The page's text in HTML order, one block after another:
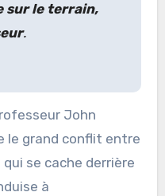
sur le terrain,
.
John
le grand conflit entre
se cache derrière
à